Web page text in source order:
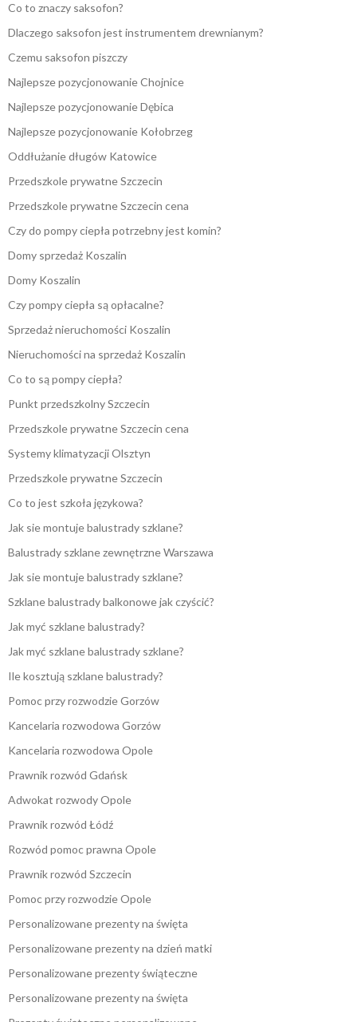
Co to znaczy saksofon?
Dlaczego saksofon jest instrumentem drewnianym?
Czemu saksofon piszczy
Najlepsze pozycjonowanie Chojnice
Najlepsze pozycjonowanie Dębica
Najlepsze pozycjonowanie Kołobrzeg
Oddłużanie długów Katowice
Przedszkole prywatne Szczecin
Przedszkole prywatne Szczecin cena
Czy do pompy ciepła potrzebny jest komin?
Domy sprzedaż Koszalin
Domy Koszalin
Czy pompy ciepła są opłacalne?
Sprzedaż nieruchomości Koszalin
Nieruchomości na sprzedaż Koszalin
Co to są pompy ciepła?
Punkt przedszkolny Szczecin
Przedszkole prywatne Szczecin cena
Systemy klimatyzacji Olsztyn
Przedszkole prywatne Szczecin
Co to jest szkoła językowa?
Jak sie montuje balustrady szklane?
Balustrady szklane zewnętrzne Warszawa
Jak sie montuje balustrady szklane?
Szklane balustrady balkonowe jak czyścić?
Jak myć szklane balustrady?
Jak myć szklane balustrady szklane?
Ile kosztują szklane balustrady?
Pomoc przy rozwodzie Gorzów
Kancelaria rozwodowa Gorzów
Kancelaria rozwodowa Opole
Prawnik rozwód Gdańsk
Adwokat rozwody Opole
Prawnik rozwód Łódź
Rozwód pomoc prawna Opole
Prawnik rozwód Szczecin
Pomoc przy rozwodzie Opole
Personalizowane prezenty na święta
Personalizowane prezenty na dzień matki
Personalizowane prezenty świąteczne
Personalizowane prezenty na święta